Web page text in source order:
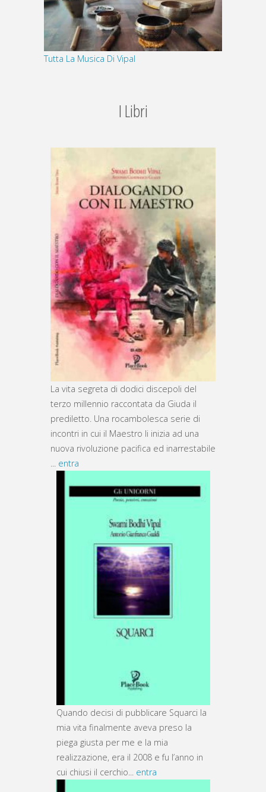
Tutta La Musica Di Vipal
I Libri
La vita segreta di dodici discepoli del
terzo millennio raccontata da Giuda il
prediletto. Una rocambolesca serie di
incontri in cui il Maestro li inizia ad una
nuova rivoluzione pacifica ed inarrestabile
entra
Quando decisi di pubblicare Squarci la
mia vita finalmente aveva preso la
piega giusta per me e la mia
realizzazione, era il 2008 e fu l’anno in
cui chiusi il cerchio... entra